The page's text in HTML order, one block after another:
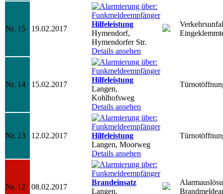
Nr. 15 19.02.2017
Hilfeleistung
Hymendorf,
Hymendorfer Str.
Details ansehen
Nr. 14 15.02.2017
Hilfeleistung
Langen,
Kohlhofsweg
Details ansehen
Nr. 13 12.02.2017
Hilfeleistung
Langen, Moorweg
Details ansehen
Nr. 12 08.02.2017
Brandeinsatz
Langen,